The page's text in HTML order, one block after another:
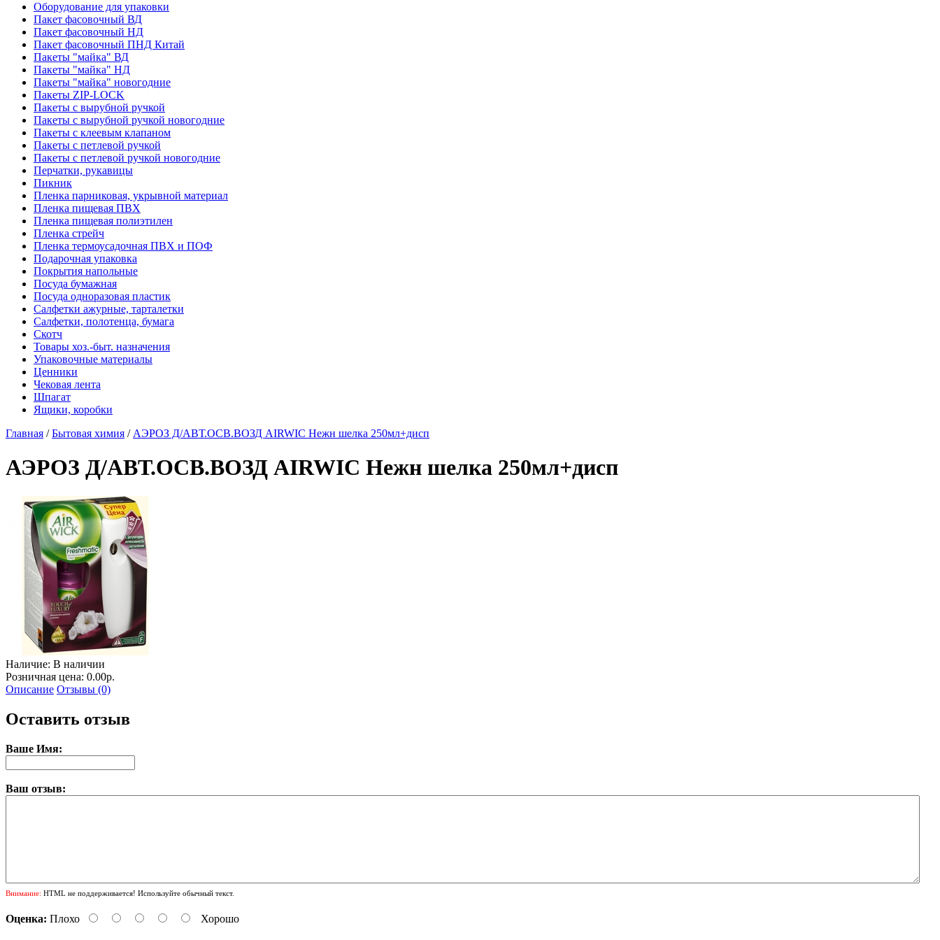
Оборудование для упаковки
Пакет фасовочный ВД
Пакет фасовочный НД
Пакет фасовочный ПНД Китай
Пакеты "майка" ВД
Пакеты "майка" НД
Пакеты "майка" новогодние
Пакеты ZIP-LOCK
Пакеты с вырубной ручкой
Пакеты с вырубной ручкой новогодние
Пакеты с клеевым клапаном
Пакеты с петлевой ручкой
Пакеты с петлевой ручкой новогодние
Перчатки, рукавицы
Пикник
Пленка парниковая, укрывной материал
Пленка пищевая ПВХ
Пленка пищевая полиэтилен
Пленка стрейч
Пленка термоусадочная ПВХ и ПОФ
Подарочная упаковка
Покрытия напольные
Посуда бумажная
Посуда одноразовая пластик
Салфетки ажурные, тарталетки
Салфетки, полотенца, бумага
Скотч
Товары хоз.-быт. назначения
Упаковочные материалы
Ценники
Чековая лента
Шпагат
Ящики, коробки
Главная /Бытовая химия / АЭРОЗ Д/АВТ.ОСВ.ВОЗД AIRWIC Нежн шелка 250мл+дисп
АЭРОЗ Д/АВТ.ОСВ.ВОЗД AIRWIC Нежн шелка 250мл+дисп
Наличие: В наличии
Розничная цена: 0.00р.
Описание Отзывы (0)
Оставить отзыв
Ваше Имя:
Ваш отзыв:
Внимание: HTML не поддерживается! Используйте обычный текст.
Оценка: Плохо Хорошо